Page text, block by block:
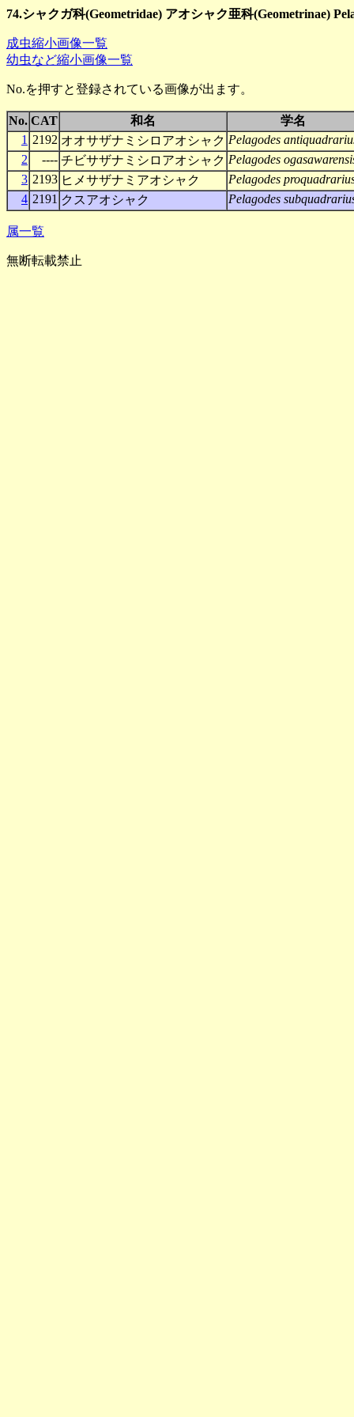
74.シャクガ科(Geometridae) アオシャク亜科(Geometrinae)
成虫縮小画像一覧
幼虫など縮小画像一覧
No.を押すと登録されている画像が出ます。
No. CAT 和名
学名
1 2192 オオサザナミシロアオシャク Pelagodes
2
---- チビサザナミシロアオシャク Pelagodes
3 2193 ヒメサザナミアオシャク
Pelagodes
4 2191 クスアオシャク Pelagodes
属一覧
無断転載禁止